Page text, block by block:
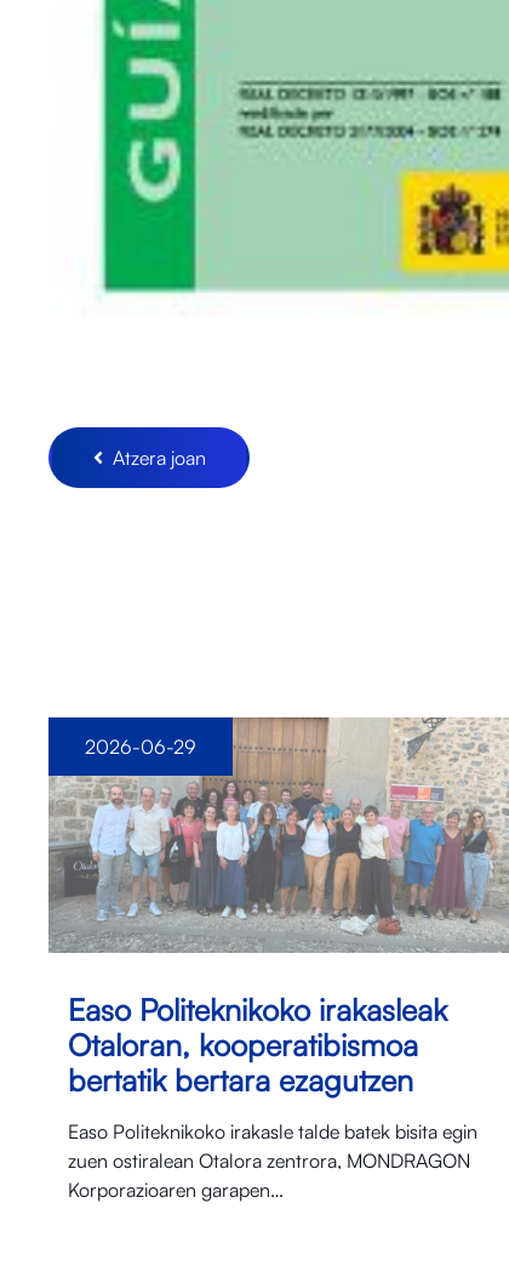
Atzera joan
Easo Politeknikoko irakasleak
Otaloran, kooperatibismoa
bertatik bertara ezagutzen
Easo Politeknikoko irakasle talde batek bisita egin
zuen ostiralean Otalora⁠ zentrora, MONDRAGON
Korporazioaren garapen…
2026-06-29